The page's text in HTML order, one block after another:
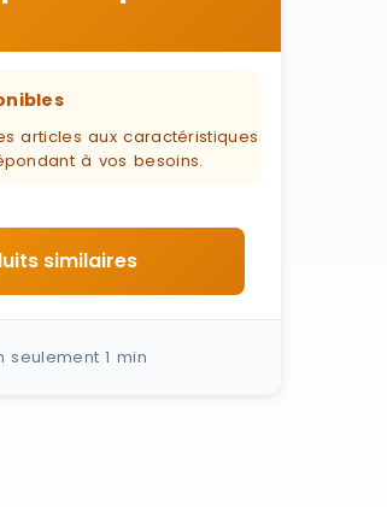
articles aux caractéristiques
à vos besoins.
similaires
seulement 1 min